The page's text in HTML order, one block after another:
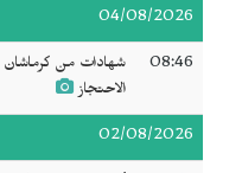
04/08/2026
08:46
شهادات من كرماشان
الاحتجاز
02/08/2026